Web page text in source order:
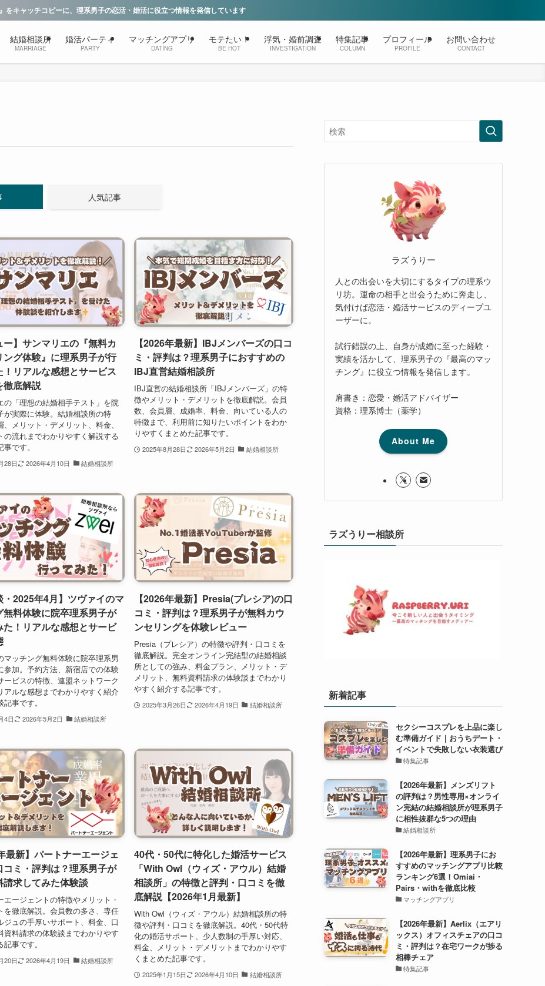
理系男子の恋活・婚活に役立つ情報を発信しています
結婚相談所
MARRIAGE
婚活パーティ
PARTY
マッチングアプリ
DATING
モテたい！
BE HOT
浮気・婚前調査
INVESTIGATION
特集記事
COLUMN
プロフィール
PROFILE
お問い合わせ
CONTACT
人気記事
ー】サンマリエの『無料カ
ング体験』に理系男子が行
！リアルな感想とサービス
徹底解説
の「理想の結婚相手テスト」を院
が実際に体験。結婚相談所の特
、メリット・デメリット、料金、
の流れまでわかりやすく解説する
です。
28日 2026年4月10日 結婚相談所
【2026年最新】IBJメンバーズの口コ
ミ・評判は？理系男子におすすめの
IBJ直営結婚相談所
IBJ直営の結婚相談所「IBJメンバーズ」の特
徴やメリット・デメリットを徹底解説。会員
数、会員層、成婚率、料金、向いている人の
特徴まで、利用前に知りたいポイントをわか
りやすくまとめた記事です。
2025年8月28日 2026年5月2日 結婚相談所
・2025年4月】ツヴァイのマ
無料体験に院卒理系男子が
た！リアルな感想とサービ
マッチング無料体験に院卒理系男
参加。予約方法、新宿店での体験
ービスの特徴、連盟ネットワーク
アルな感想までわかりやすく紹介
事です。
4日 2026年5月2日 結婚相談所
【2026年最新】Presia(プレシア)の口
コミ・評判は？理系男子が無料カウ
ンセリングを体験レビュー
Presia（プレシア）の特徴や評判・口コミを
徹底解説。完全オンライン完結型の結婚相談
所としての強み、料金プラン、メリット・デ
メリット、無料資料請求の体験談までわかり
やすく紹介する記事です。
2025年3月26日 2026年4月19日 結婚相談所
最新】パートナーエージェ
コミ・評判は？理系男子が
請求してみた体験談
エージェントの特徴やメリット・
を徹底解説。会員数の多さ、専任
ジュの手厚いサポート、料金、口
資料請求の体験談までわかりやす
事です。
20日 2026年4月19日 結婚相談所
40代・50代に特化した婚活サービス
「With Owl（ウィズ・アウル）結婚
相談所」の特徴と評判・口コミを徹
底解説【2026年1月最新】
With Owl（ウィズ・アウル）結婚相談所の特
徴や評判・口コミを徹底解説。40代・50代特
化の婚活サポート、少人数制の手厚い対応、
料金、メリット・デメリットまでわかりやす
くまとめた記事です。
2025年1月15日 2026年4月10日 結婚相談所
ラズうりー
人との出会いを大切にするタイプの理系ウ
リ坊。運命の相手と出会うために奔走し、
気付けば恋活・婚活サービスのディープユ
ーザーに。
試行錯誤の上、自身が成婚に至った経験・
実績を活かして、理系男子の『最高のマッ
チング』に役立つ情報を発信します。
肩書き：恋愛・婚活アドバイザー
資格：理系博士（薬学）
About Me
ラズうりー相談所
新着記事
セクシーコスプレを上品に楽し
む準備ガイド｜おうちデート・
イベントで失敗しない衣装選び
特集記事
【2026年最新】メンズリフト
の評判は？男性専用×オンライ
ン完結の結婚相談所が理系男子
に相性抜群な5つの理由
結婚相談所
【2026年最新】理系男子にお
すすめのマッチングアプリ比較
ランキング6選！Omiai・
Pairs・withを徹底比較
マッチングアプリ
【2026年最新】Aerlix（エアリ
ックス）オフィスチェアの口コ
ミ・評判は？在宅ワークが捗る
相棒チェア
特集記事